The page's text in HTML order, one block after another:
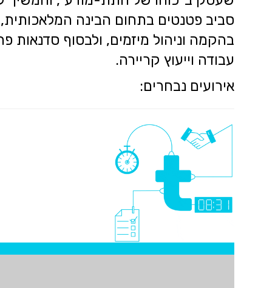
סביב פטנטים בתחום הבינה
בהקמה וניהול מיזמים, ולבסוף סדנאות
עבודה וייעוץ קריירה.
אירועים נבחרים: